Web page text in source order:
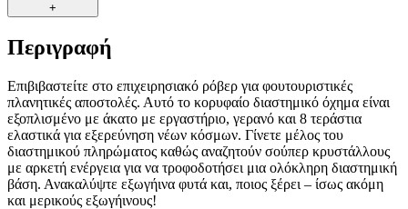
+
Περιγραφή
Επιβιβαστείτε στο επιχειρησιακό ρόβερ για φουτουριστικές
πλανητικές αποστολές. Αυτό το κορυφαίο διαστημικό όχημα είναι
εξοπλισμένο με άκατο με εργαστήριο, γερανό και 8 τεράστια
ελαστικά για εξερεύνηση νέων κόσμων. Γίνετε μέλος του
διαστημικού πληρώματος καθώς αναζητούν σούπερ κρυστάλλους
με αρκετή ενέργεια για να τροφοδοτήσει μια ολόκληρη διαστημική
βάση. Ανακαλύψτε εξωγήινα φυτά και, ποιος ξέρει – ίσως ακόμη
και μερικούς εξωγήινους!